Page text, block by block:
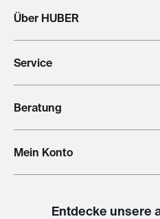
Über HUBER
Service
Beratung
Mein Konto
Entdecke unsere